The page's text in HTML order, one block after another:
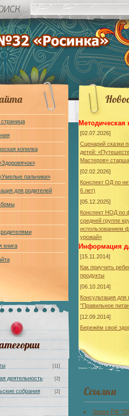
копилка
пальчики»
для родителей
книга
[11]
деятельность [2]
собрания [2]
Методическая
[02.07.2026]
Сценарий сказки
детей:
Мастеров»
[02.02.2026]
Конспект ОД по
6 лет)
[05.12.2025]
Конспект НОД по
средней группе
использованием
урожай»
Информация
[15.11.2014]
Как приучить
продукты
[06.10.2014]
Консультация для
"Правильное
[12.09.2014]
Бережём своё
Ссылки
Закон РФ